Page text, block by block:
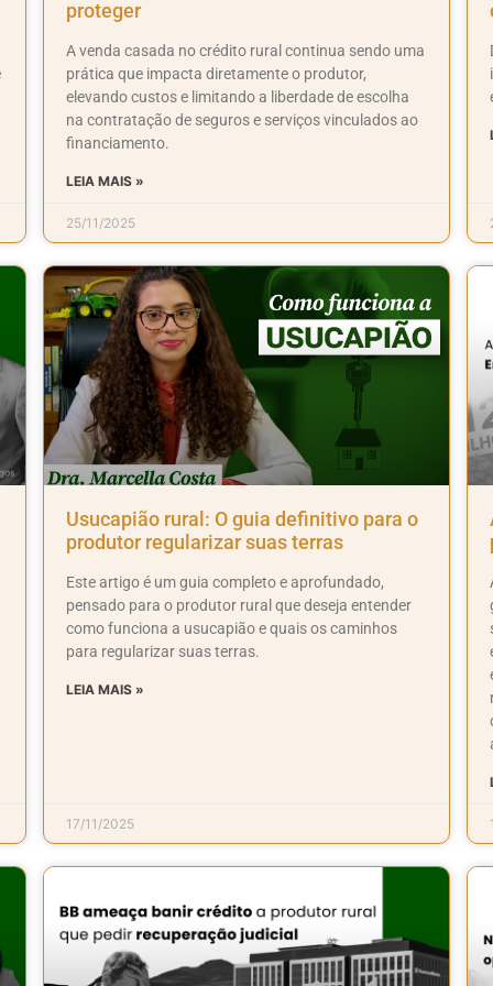
proteger
A venda casada no crédito rural continua sendo uma
prática que impacta diretamente o produtor,
elevando custos e limitando a liberdade de escolha
na contratação de seguros e serviços vinculados ao
financiamento.
LEIA MAIS »
25/11/2025
Usucapião rural: O guia definitivo para o
produtor regularizar suas terras
Este artigo é um guia completo e aprofundado,
pensado para o produtor rural que deseja entender
como funciona a usucapião e quais os caminhos
para regularizar suas terras.
LEIA MAIS »
17/11/2025